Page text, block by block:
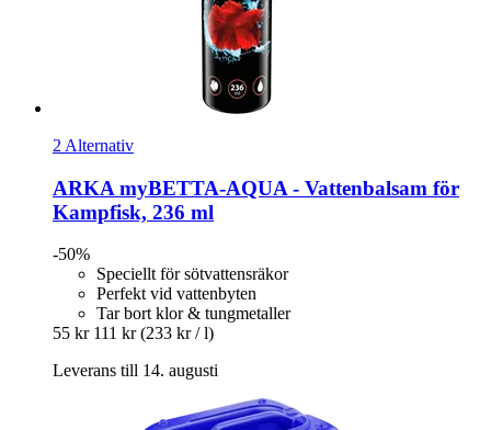
2 Alternativ
ARKA myBETTA-​AQUA -​ Vattenbalsam för
Kampfisk, 236 ml
-50%
Speciellt för sötvattensräkor
Perfekt vid vattenbyten
Tar bort klor & tungmetaller
55 kr 111 kr (233 kr / l)
Leverans till 14. augusti